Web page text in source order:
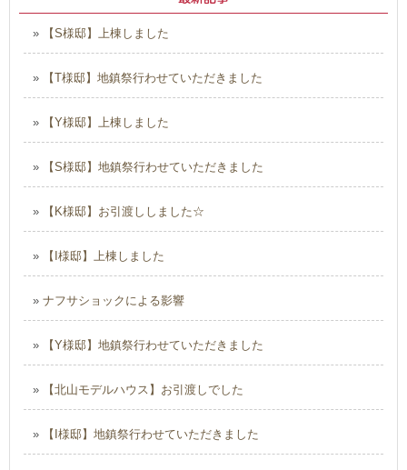
» 【S様邸】上棟しました
» 【T様邸】地鎮祭行わせていただきました
» 【Y様邸】上棟しました
» 【S様邸】地鎮祭行わせていただきました
» 【K様邸】お引渡ししました☆
» 【I様邸】上棟しました
» ナフサショックによる影響
» 【Y様邸】地鎮祭行わせていただきました
» 【北山モデルハウス】お引渡しでした
» 【I様邸】地鎮祭行わせていただきました